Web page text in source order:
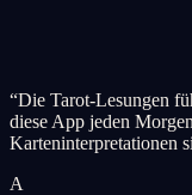
“Die Tarot-Lesungen
diese App jeden
Karteninterpretationen
A